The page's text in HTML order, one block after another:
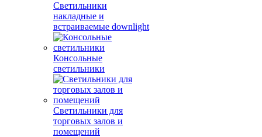
Светильники
накладные и
встраиваемые downlight
Консольные
светильники
Светильники для
торговых залов и
помещений